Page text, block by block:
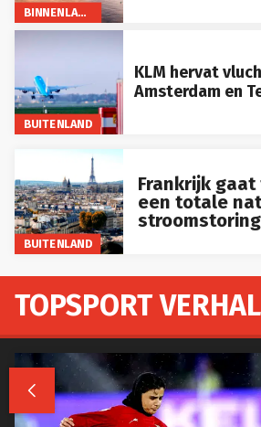
BINNENLAND
BUITENLAND
KLM hervat
Amsterdam en
BUITENLAND
Frankrijk gaat
een totale
TOPSPORT
